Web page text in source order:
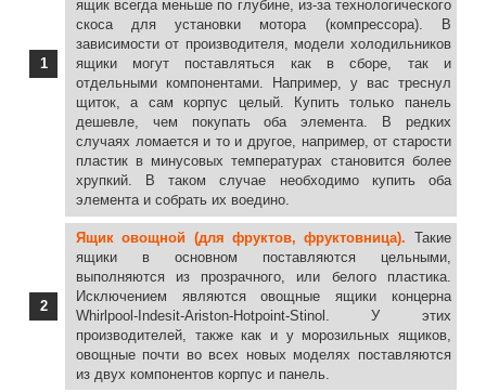
подтверждения, что именно этот
ящик или панель подходит к
холодильнику - внутри карточки
товара есть список моделей к
которым они подходит.
Способ 2 - Поиск по сайту:На
каждой странице сайта есть
строка поиска (в верхней части
страницы), вам достаточно указать
поисковый запрос (к примеру: ящик
или панель ящика для холодильника
Bosch) и нажать поиск. В
результате Вы увидите все
товары относящиеся к вашему
запросу.
Способ 3 - Через менеджера:На
сайте представлены телефонные
номера и онлайн чат, где Вы
можете задать свой вопрос. А наши
менеджеры проконсультируют и
ящик всегда меньше по глубине, из-за технологического
скоса для установки мотора (компрессора). В
зависимости от производителя, модели холодильников
ящики могут поставляться как в сборе, так и
отдельными компонентами. Например, у вас треснул
щиток, а сам корпус целый. Купить только панель
дешевле, чем покупать оба элемента. В редких
случаях ломается и то и другое, например, от старости
пластик в минусовых температурах становится более
хрупкий. В таком случае необходимо купить оба
элемента и собрать их воедино.
Ящик овощной (для фруктов, фруктовница). Такие
ящики в основном поставляются цельными,
выполняются из прозрачного, или белого пластика.
Исключением являются овощные ящики концерна
Whirlpool-Indesit-Ariston-Hotpoint-Stinol. У этих
производителей, также как и у морозильных ящиков,
овощные почти во всех новых моделях поставляются
из двух компонентов корпус и панель.